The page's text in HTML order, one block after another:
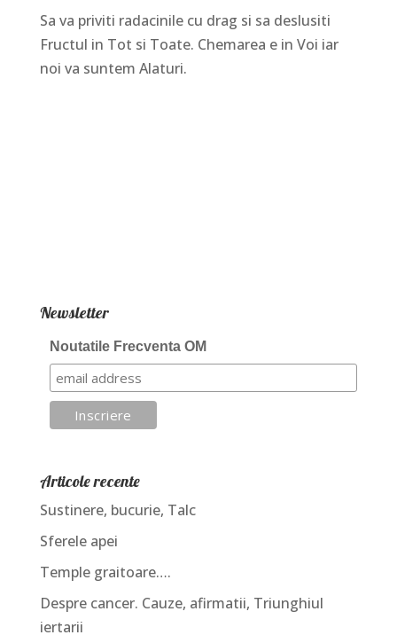
Sa va priviti radacinile cu drag si sa deslusiti
Fructul in Tot si Toate. Chemarea e in Voi iar
noi va suntem Alaturi.
Newsletter
Noutatile Frecventa OM
Articole recente
Sustinere, bucurie, Talc
Sferele apei
Temple graitoare….
Despre cancer. Cauze, afirmatii, Triunghiul
iertarii